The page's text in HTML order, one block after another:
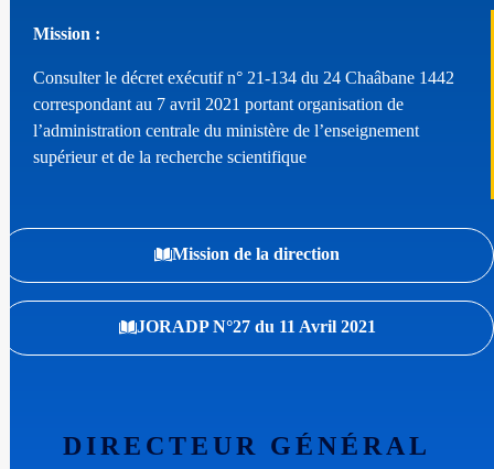
Mission :
Consulter le décret exécutif n° 21-134 du 24 Chaâbane 1442
correspondant au 7 avril 2021 portant organisation de
l’administration centrale du ministère de l’enseignement
supérieur et de la recherche scientifique
Mission de la direction
JORADP N°27 du 11 Avril 2021
DIRECTEUR GÉNÉRAL